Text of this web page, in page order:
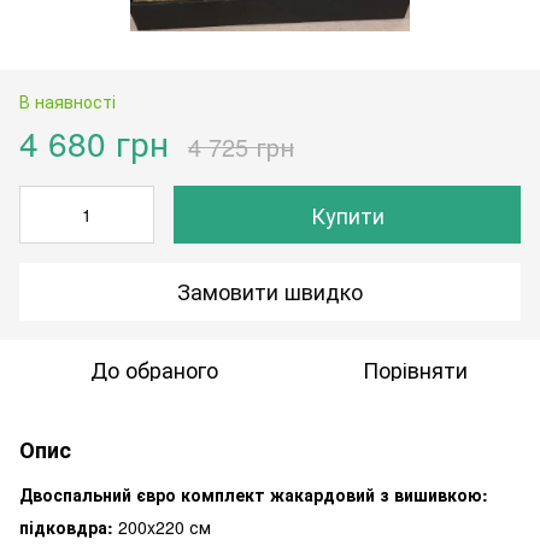
В наявності
4 680 грн 4 725 грн
Купити
Замовити швидко
До обраного Порівняти
Опис
Двоспальний євро комплект жакардовий з вишивкою:
підковдра: 200x220 см